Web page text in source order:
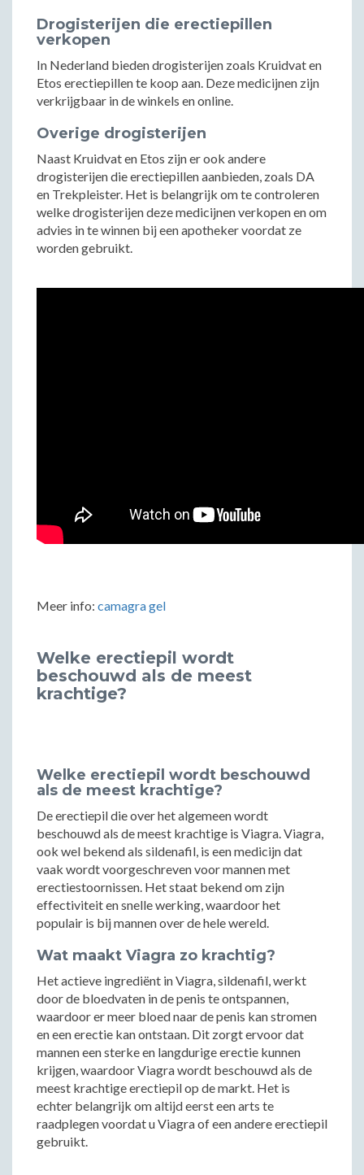
Drogisterijen die erectiepillen
verkopen
In Nederland bieden drogisterijen zoals Kruidvat en
Etos erectiepillen te koop aan. Deze medicijnen zijn
verkrijgbaar in de winkels en online.
Overige drogisterijen
Naast Kruidvat en Etos zijn er ook andere
drogisterijen die erectiepillen aanbieden, zoals DA
en Trekpleister. Het is belangrijk om te controleren
welke drogisterijen deze medicijnen verkopen en om
advies in te winnen bij een apotheker voordat ze
worden gebruikt.
Meer info: camagra gel
Welke erectiepil wordt
beschouwd als de meest
krachtige?
Welke erectiepil wordt beschouwd
als de meest krachtige?
De erectiepil die over het algemeen wordt
beschouwd als de meest krachtige is Viagra. Viagra,
ook wel bekend als sildenafil, is een medicijn dat
vaak wordt voorgeschreven voor mannen met
erectiestoornissen. Het staat bekend om zijn
effectiviteit en snelle werking, waardoor het
populair is bij mannen over de hele wereld.
Wat maakt Viagra zo krachtig?
Het actieve ingrediënt in Viagra, sildenafil, werkt
door de bloedvaten in de penis te ontspannen,
waardoor er meer bloed naar de penis kan stromen
en een erectie kan ontstaan. Dit zorgt ervoor dat
mannen een sterke en langdurige erectie kunnen
krijgen, waardoor Viagra wordt beschouwd als de
meest krachtige erectiepil op de markt. Het is
echter belangrijk om altijd eerst een arts te
raadplegen voordat u Viagra of een andere erectiepil
gebruikt.